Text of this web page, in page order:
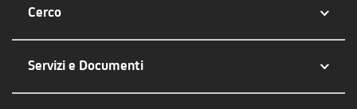
Cerco
Servizi e Documenti